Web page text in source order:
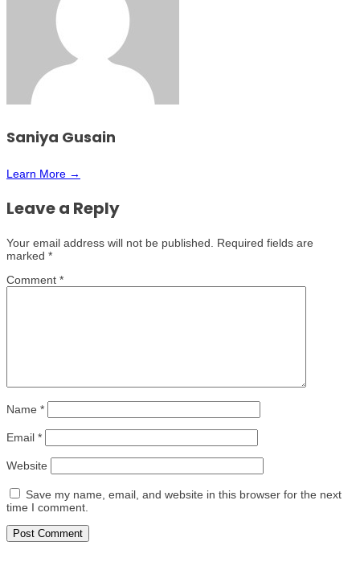
Saniya Gusain
Learn More →
Leave a Reply
Your email address will not be published.
Required fields are
marked *
Comment *
Name *
Email *
Website
Save my name, email, and website in this browser for the next
time I comment.